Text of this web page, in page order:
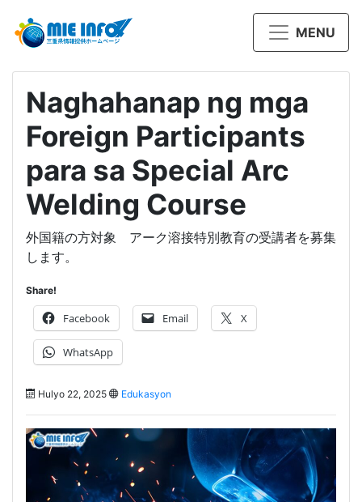
MENU
Naghahanap ng mga
Foreign Participants
para sa Special Arc
Welding Course
外国籍の方対象 アーク溶接特別教育の受講者を募集
します。
Share!
Facebook Email X
WhatsApp
Hulyo 22, 2025 Edukasyon